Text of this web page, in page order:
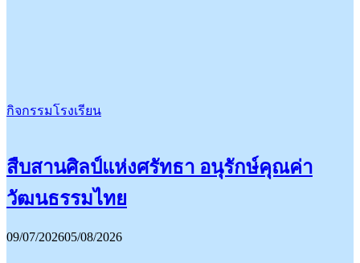
กิจกรรมโรงเรียน
สืบสานศิลป์แห่งศรัทธา อนุรักษ์คุณค่า
วัฒนธรรมไทย
09/07/202605/08/2026